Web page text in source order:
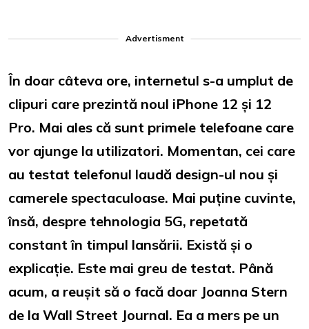
Advertisment
În doar câteva ore, internetul s-a umplut de
clipuri care prezintă noul iPhone 12 și 12
Pro. Mai ales că sunt primele telefoane care
vor ajunge la utilizatori. Momentan, cei care
au testat telefonul laudă design-ul nou și
camerele spectaculoase. Mai puține cuvinte,
însă, despre tehnologia 5G, repetată
constant în timpul lansării. Există și o
explicație. Este mai greu de testat. Până
acum, a reușit să o facă doar Joanna Stern
de la Wall Street Journal. Ea a mers pe un